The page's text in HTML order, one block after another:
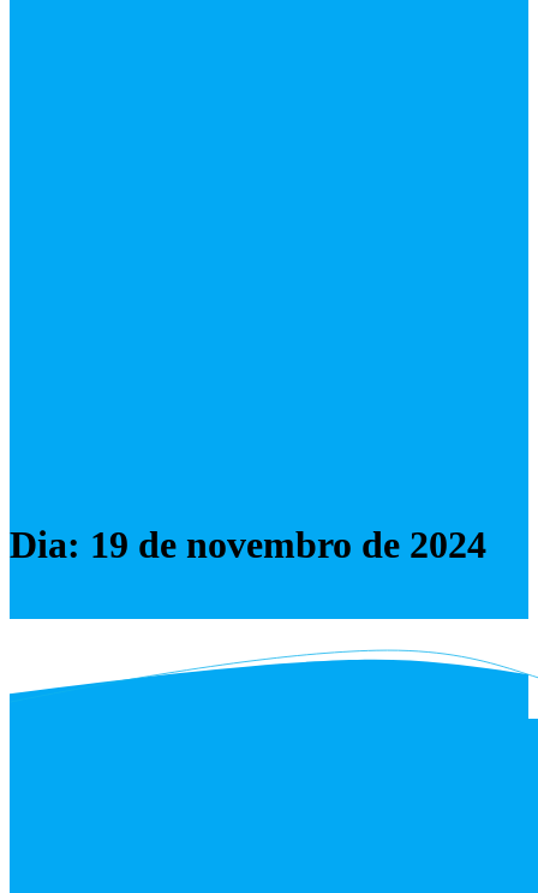
Dia: 19 de novembro de 2024